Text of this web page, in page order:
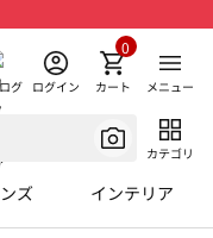
グ ログイン カート
0
メニュー
カテゴリ
ズ インテリア